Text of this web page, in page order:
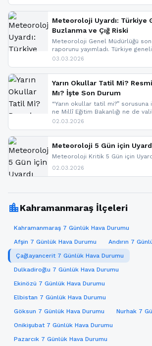
Meteoroloji Uyardı: Türkiye
Buzlanma ve Çığ Riski
Meteoroloji Genel Müdürlüğü
raporunu yayımladı. Türkiye
ve don beklenirken Doğu Anadolu
yapıldı. İşte son dakika
03.03.2026
Yarın Okullar Tatil Mi?
Mı? İşte Son Durum
“Yarın okullar tatil mi?”
ne Millî Eğitim Bakanlığı ne de
yapılmış resmi bir tatil
paylaşacağız. En hızlı şekilde
sitemizi takip edebilir ve
02.03.2026
Meteoroloji 5 Gün için
Meteoroloji Kritik 5 Gün için
02.03.2026
location_cityKahramanmaraş İlçeleri
Kahramanmaraş 7 Günlük Hava Durumu
Afşin 7 Günlük Hava Durumu
Andırın 7
Çağlayancerit 7 Günlük Hava Durumu
Dulkadiroğlu 7 Günlük Hava Durumu
Ekinözü 7 Günlük Hava Durumu
Elbistan 7 Günlük Hava Durumu
Göksun 7 Günlük Hava Durumu
Nurhak 7
Onikişubat 7 Günlük Hava Durumu
Pazarcık 7 Günlük Hava Durumu